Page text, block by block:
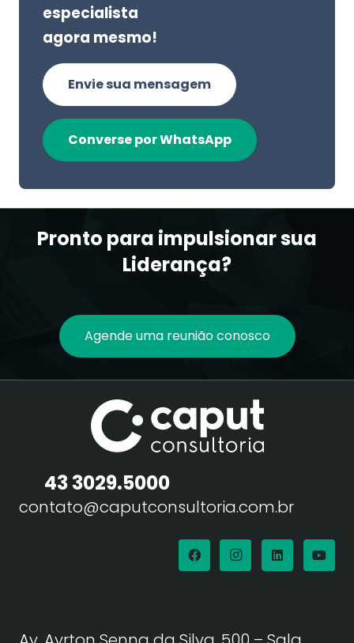
especialista
agora mesmo!
Envie sua mensagem
Converse por WhatsApp
Pronto para impulsionar sua
Liderança?
Agende uma reunião conosco
43 3029.5000
contato@caputconsultoria.com.br